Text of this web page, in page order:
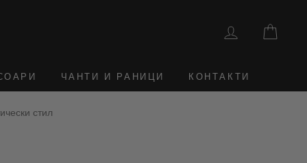
ВЛЕЗТЕ
ЧАНТИ И РАНИЦИ КОНТАКТИ
стил